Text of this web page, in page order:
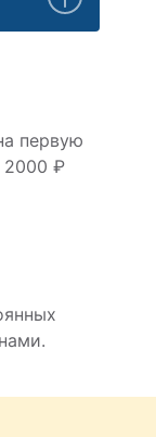
первую
2000 ₽